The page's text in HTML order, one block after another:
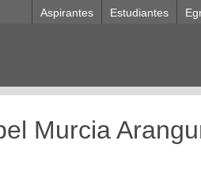
Aspirantes Estudiantes
Murcia